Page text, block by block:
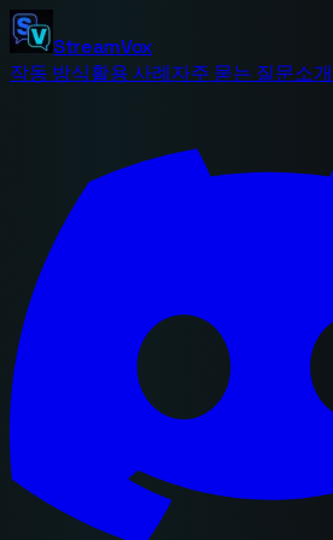
StreamVox
작동 방식활용 사례자주 묻는 질문소개